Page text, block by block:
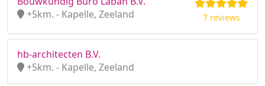
+5km. - Kapelle, Zeeland
7 reviews
hb-architecten B.V.
+5km. - Kapelle, Zeeland